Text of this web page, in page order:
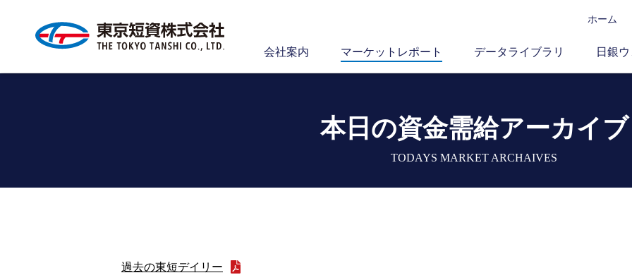
ホーム
会社案内 マーケットレポート データライブラリ 日銀
本日の資金需給アーカイブ
TODAYS MARKET ARCHAIVES
過去の東短デイリー